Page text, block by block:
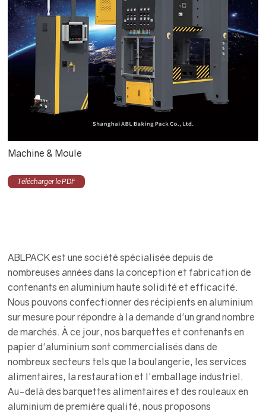
Machine & Moule
Télécharger le PDF
ABLPACK est une société spécialisée depuis de
nombreuses années dans la conception et fabrication de
contenants en aluminium haute solidité et efficacité.
Nous pouvons confectionner des récipients en aluminium
sur mesure pour répondre à la demande d'un grand nombre
de marchés. À ce jour, nos barquettes et contenants en
papier d'aluminium sont commercialisés dans de
nombreux secteurs tels que la boulangerie, les services
alimentaires, la restauration et l'emballage industriel.
Au-delà des barquettes alimentaires et des rouleaux en
aluminium de première qualité, nous proposons